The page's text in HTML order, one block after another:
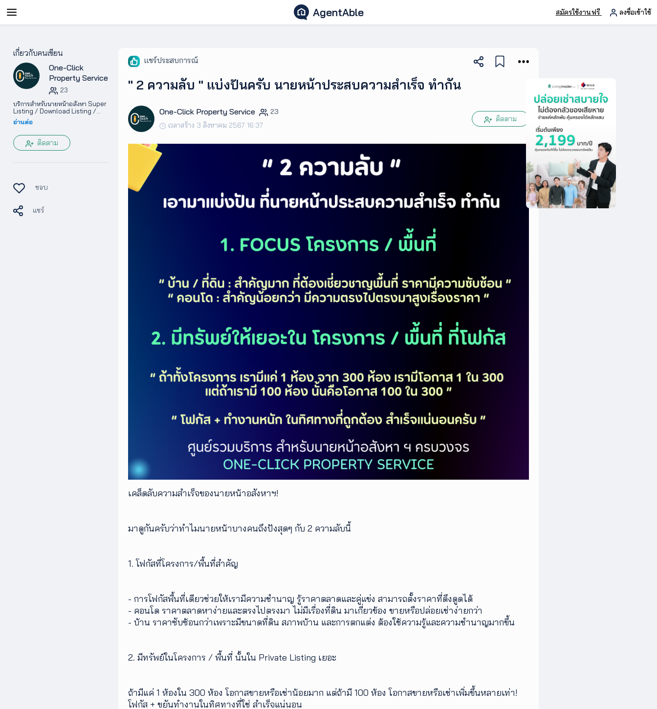
AgentAble สมัครใช้งานฟรี ลงชื่อเข้าใช้
สำหรับ
เอเจ
นท์
AgentClub
AgentTool
UpSkill
Podcast
เกี่ยวกับคนเขียน
One-Click
Property Service
23
บริการสำหรับนายหน้าอสังหา Super
Listing / Download Listing /
CRM / ระบบ Bot อัจฉริยะ บริหาร
งานเช่า และ ขาย อัตโนมัติ โดย Ton
อ่านต่อ
ติดตาม
ชอบ
แชร์
แชร์ประสบการณ์
" 2 ความลับ " แบ่งปันครับ นายหน้าประสบความสำเร็จ ทำกัน
One-Click Property Service
23
เวลาสร้าง 3 สิงหาคม 2567 16:37
ติดตาม
เคล็ดลับความสำเร็จของนายหน้าอสังหาฯ!
มาดูกันครับว่าทำไมนายหน้าบางคนถึงปังสุดๆ กับ 2 ความลับนี้
1. โฟกัสที่โครงการ/พื้นที่สำคัญ
- การโฟกัสพื้นที่เดียวช่วยให้เรามีความชำนาญ รู้ราคาตลาดและคู่แข่ง สามารถตั้งราคาที่ดึงดูดได้
- คอนโด ราคาตลาดหาง่ายและตรงไปตรงมา ไม่มีเรื่องที่ดิน มาเกี่ยวข้อง ขายหรือปล่อยเช่าง่ายกว่า
- บ้าน ราคาซับซ้อนกว่าเพราะมีขนาดที่ดิน สภาพบ้าน และการตกแต่ง ต้องใช้ความรู้และความชำนาญมากขึ้น
2. มีทรัพย์ในโครงการ / พื้นที่ นั้นใน Private Listing เยอะ
ถ้ามีแค่ 1 ห้องใน 300 ห้อง โอกาสขายหรือเช่าน้อยมาก แต่ถ้ามี 100 ห้อง โอกาสขายหรือเช่าเพิ่มขึ้นหลายเท่า!
โฟกัส + ขยันทำงานในทิศทางที่ใช่ สำเร็จแน่นอน